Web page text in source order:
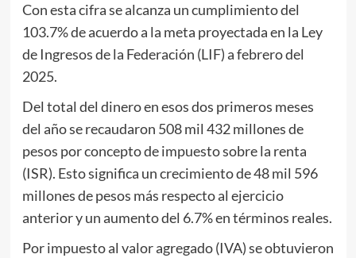
Con esta cifra se alcanza un cumplimiento del
103.7% de acuerdo a la meta proyectada en la Ley
de Ingresos de la Federación (LIF) a febrero del
2025.
Del total del dinero en esos dos primeros meses
del año se recaudaron 508 mil 432 millones de
pesos por concepto de impuesto sobre la renta
(ISR). Esto significa un crecimiento de 48 mil 596
millones de pesos más respecto al ejercicio
anterior y un aumento del 6.7% en términos reales.
Por impuesto al valor agregado (IVA) se obtuvieron